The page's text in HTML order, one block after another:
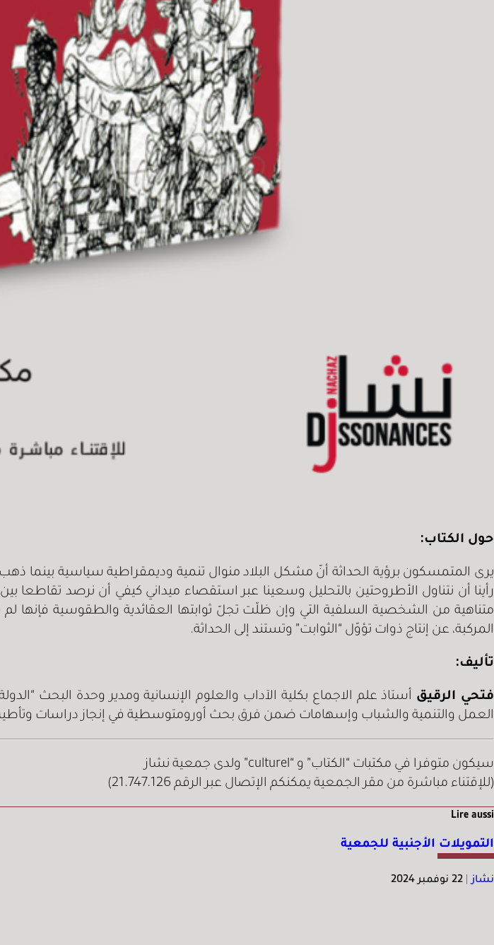
حول الكتاب:
يرى المتمسكون برؤية الحداثة أنّ مشكل البلاد منوال تنمية وديمقراطية سياسية بينما
رأينا أن نتناول الأطروحتين بالتحليل وسعينا عبر استقصاء ميداني كيفي أن نرصد
متناهية من الشخصية السلفية التي وإن ظلّت تجلّ ثوابتها العقائدية والطقوسية فإنها لم
المركبة، عن إنتاج ذوات تؤوّل “الثوابت” وتستند إلى الحداثة.
تأليف:
فتحي الرقيق أستاذ علم الاجماع بكلية الآداب والعلوم الإنسانية ومدير وحدة البحث
العمل والتنمية والشباب وإسهامات ضمن فرق بحث أورومتوسطية في إنجاز دراسات وتأطير
سيكون متوفرا في مكتبات “الكتاب” و “culturel” ولدى جمعية نشاز
(للإقتناء مباشرة من مقر الجمعية يمكنكم الإتصال عبر الرقم 21.747.126)
Lire aussi
التمويلات الأجنبية للجمعية
نشاز | 22 نوفمبر 2024